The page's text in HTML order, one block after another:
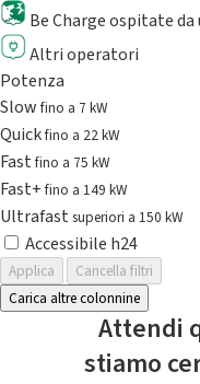
Be Charge ospitate
Altri operatori
Potenza
Slowfino a 7 kW
Quickfino a 22 kW
Fastfino a 75 kW
Fast+fino a 149 kW
Ultrafast superiori a 150 kW
Accessibile h24
Applica
Cancella filtri
Carica altre colonnine
Attendi
stiamo